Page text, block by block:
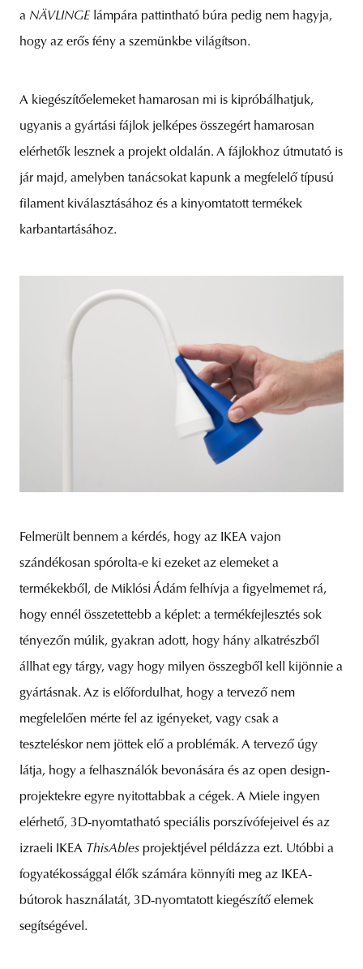
a NÄVLINGE lámpára pattintható búra pedig nem hagyja,
hogy az erős fény a szemünkbe világítson.
A kiegészítőelemeket hamarosan mi is kipróbálhatjuk,
ugyanis a gyártási fájlok jelképes összegért hamarosan
elérhetők lesznek a projekt oldalán. A fájlokhoz útmutató is
jár majd, amelyben tanácsokat kapunk a megfelelő típusú
filament kiválasztásához és a kinyomtatott termékek
karbantartásához.
Felmerült bennem a kérdés, hogy az IKEA vajon
szándékosan spórolta-e ki ezeket az elemeket a
termékekből, de Miklósi Ádám felhívja a figyelmemet rá,
hogy ennél összetettebb a képlet: a termékfejlesztés sok
tényezőn múlik, gyakran adott, hogy hány alkatrészből
állhat egy tárgy, vagy hogy milyen összegből kell kijönnie a
gyártásnak. Az is előfordulhat, hogy a tervező nem
megfelelően mérte fel az igényeket, vagy csak a
teszteléskor nem jöttek elő a problémák. A tervező úgy
látja, hogy a felhasználók bevonására és az open design-
projektekre egyre nyitottabbak a cégek. A Miele ingyen
elérhető, 3D-nyomtatható speciális porszívófejeivel és az
izraeli IKEA ThisAbles projektjével példázza ezt. Utóbbi a
fogyatékossággal élők számára könnyíti meg az IKEA-
bútorok használatát, 3D-nyomtatott kiegészítő elemek
segítségével.